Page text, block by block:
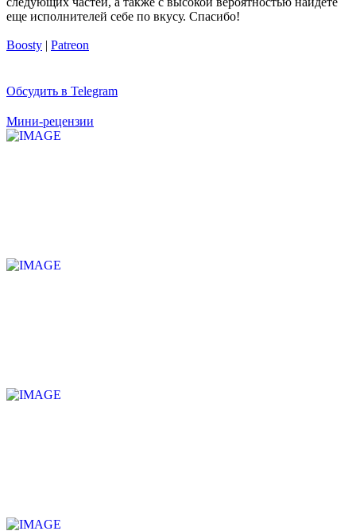
еще исполнителей себе по вкусу. Спасибо!
Boosty | Patreon
Обсудить в Telegram
Мини-рецензии